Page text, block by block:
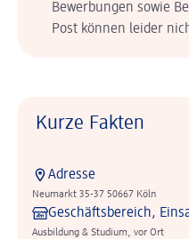
Bewerbungen sowie
Post können leider
Kurze Fakten
Adresse
Neumarkt 35-37 50667 Köln
Geschäftsbereich,
Ausbildung & Studium, vor Ort